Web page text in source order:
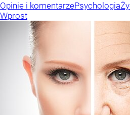
Opinie i komentarzePsychologia
Wprost